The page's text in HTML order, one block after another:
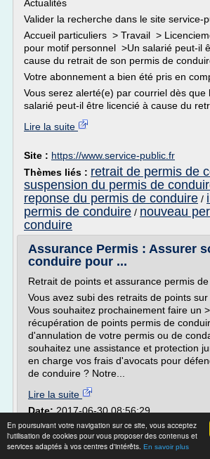
En poursuivant votre navigation sur ce site, vous acceptez
l'utilisation de cookies pour vous proposer des contenus et
services adaptés à vos centres d'intérêts. En savoir plus
Actualités
Valider la recherche dans le site service-
Accueil particuliers > Travail >
pour motif personnel >Un salarié peut-il
cause du retrait de son permis de
Votre abonnement a bien été pris en
Vous serez alerté(e) par courriel dès
salarié peut-il être licencié à cause du
Lire la suite
Site : https://www.service-public.fr
Thèmes liés : retrait de permis de
suspension du permis de
reponse du permis de conduire /
permis de conduire / nouveau
conduire
Assurance Permis : Assurer
conduire pour ...
Retrait de points et assurance permis
Vous avez subi des retraits de points
Vous souhaitez prochainement faire un
récupération de points permis de
d'annulation de votre permis ou de
souhaitez une assistance et protection
en charge vos frais d'avocats pour
de conduire ? Notre...
Lire la suite
Date:2017-06-30 08:56:29
Site :http://www.assurance-permis-a-
Thèmes liés : retrait points
stage point permis de conduire